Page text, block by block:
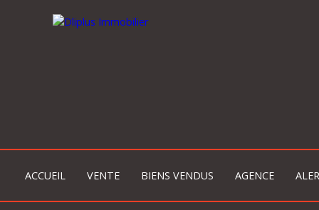
ACCUEIL VENTE BIENS VENDUS AGENCE